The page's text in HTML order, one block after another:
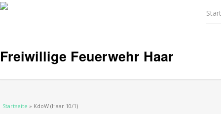
Freiwillige Feuerwehr Haar
Sie sind hier
Startseite » KdoW (Haar 10/1)